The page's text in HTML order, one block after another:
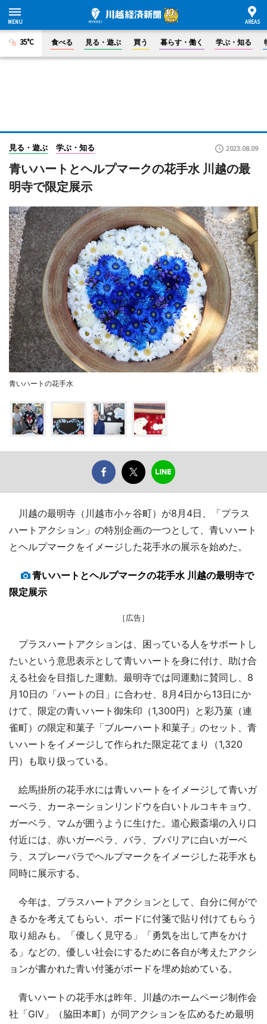
35°C 食べる 見る・遊ぶ 買う 暮らす・働く 学ぶ・知る
見る・遊ぶ 学ぶ・知る 2023.08.09
青いハートとヘルプマークの花手水 川越の最
明寺で限定展示
青いハートの花手水
川越の最明寺（川越市小ヶ谷町）が8月4日、「プラス
ハートアクション」の特別企画の一つとして、青いハート
とヘルプマークをイメージした花手水の展示を始めた。
青いハートとヘルプマークの花手水 川越の最明寺で
限定展示
［広告］
プラスハートアクションは、困っている人をサポートし
たいという意思表示として青いハートを身に付け、助け合
える社会を目指した運動。最明寺では同運動に賛同し、8
月10日の「ハートの日」に合わせ、8月4日から13日にか
けて、限定の青いハート御朱印（1,300円）と彩乃菓（連
雀町）の限定和菓子「ブルーハート和菓子」のセット、青
いハートをイメージして作られた限定花てまり（1,320
円）も取り扱っている。
絵馬掛所の花手水には青いハートをイメージして青いガ
ーベラ、カーネーションリンドウを白いトルコキキョウ、
ガーベラ、マムが囲うように生けた。道心殿斎場の入り口
付近には、赤いガーベラ、バラ、ブバリアに白いガーベ
ラ、スプレーバラでヘルプマークをイメージした花手水も
同時に展示する。
今年は、プラスハートアクションとして、自分に何がで
きるかを考えてもらい、ボードに付箋で貼り付けてもらう
取り組みも。「優しく見守る」「勇気を出して声をかけ
る」などの、優しい社会にするために各自が考えたアクシ
ョンが書かれた青い付箋がボードを埋め始めている。
青いハートの花手水は昨年、川越のホームページ制作会
社「GIV」（脇田本町）が同アクションを広めるため最明